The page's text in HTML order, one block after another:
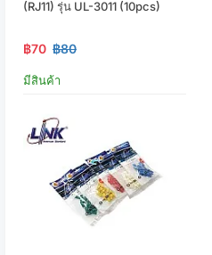
(RJ11) รุ่น UL-3011 (10pcs)
฿70 ฿80
มีสินค้า